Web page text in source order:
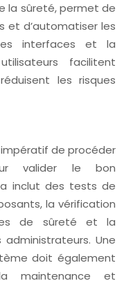
la sûreté, permet de
et d’automatiser les
interfaces et la
facilitent
les risques
de procéder
valider le bon
inclut des tests de
la vérification
de sûreté et la
Une
doit également
maintenance et